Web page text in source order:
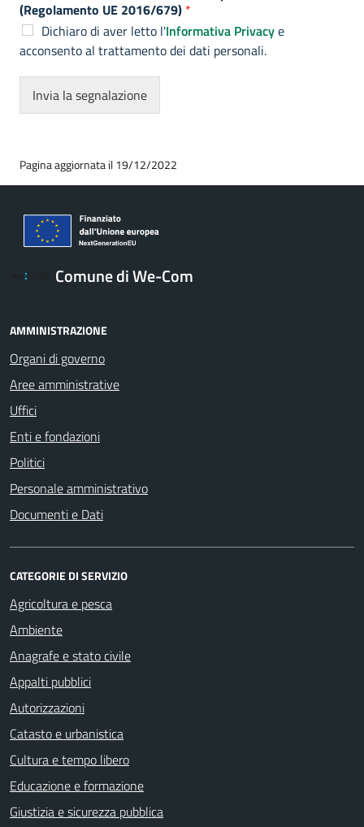
(Regolamento UE 2016/679) *
Dichiaro di aver letto l'Informativa Privacye
acconsento al trattamento dei dati personali.
Invia la segnalazione
Pagina aggiornata il 19/12/2022
Comune di We-Com
AMMINISTRAZIONE
Organi di governo
Aree amministrative
Uffici
Enti e fondazioni
Politici
Personale amministrativo
Documenti e Dati
CATEGORIE DI SERVIZIO
Agricoltura e pesca
Ambiente
Anagrafe e stato civile
Appalti pubblici
Autorizzazioni
Catasto e urbanistica
Cultura e tempo libero
Educazione e formazione
Giustizia e sicurezza pubblica